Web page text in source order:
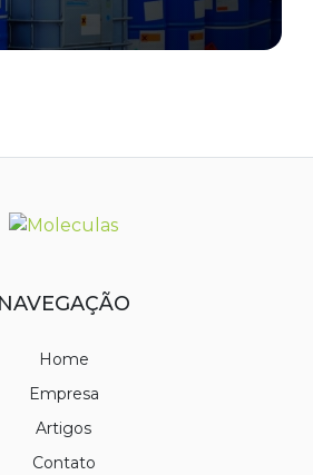
NAVEGAÇÃO
Home
Empresa
Artigos
Contato